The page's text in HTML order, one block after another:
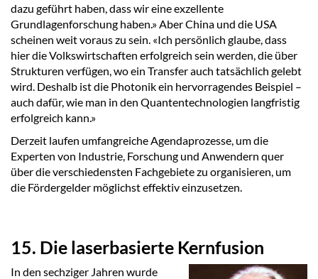
dazu geführt haben, dass wir eine exzellente
Grundlagenforschung haben.» Aber China und die USA
scheinen weit voraus zu sein. «Ich persönlich glaube, dass
hier die Volkswirtschaften erfolgreich sein werden, die über
Strukturen verfügen, wo ein Transfer auch tatsächlich gelebt
wird. Deshalb ist die Photonik ein hervorragendes Beispiel –
auch dafür, wie man in den Quantentechnologien langfristig
erfolgreich kann.»
Derzeit laufen umfangreiche Agendaprozesse, um die
Experten von Industrie, Forschung und Anwendern quer
über die verschiedensten Fachgebiete zu organisieren, um
die Fördergelder möglichst effektiv einzusetzen.
15. Die laserbasierte Kernfusion
In den sechziger Jahren wurde